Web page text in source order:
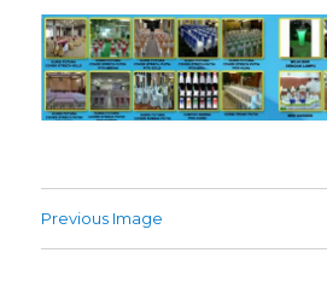
Previous Image